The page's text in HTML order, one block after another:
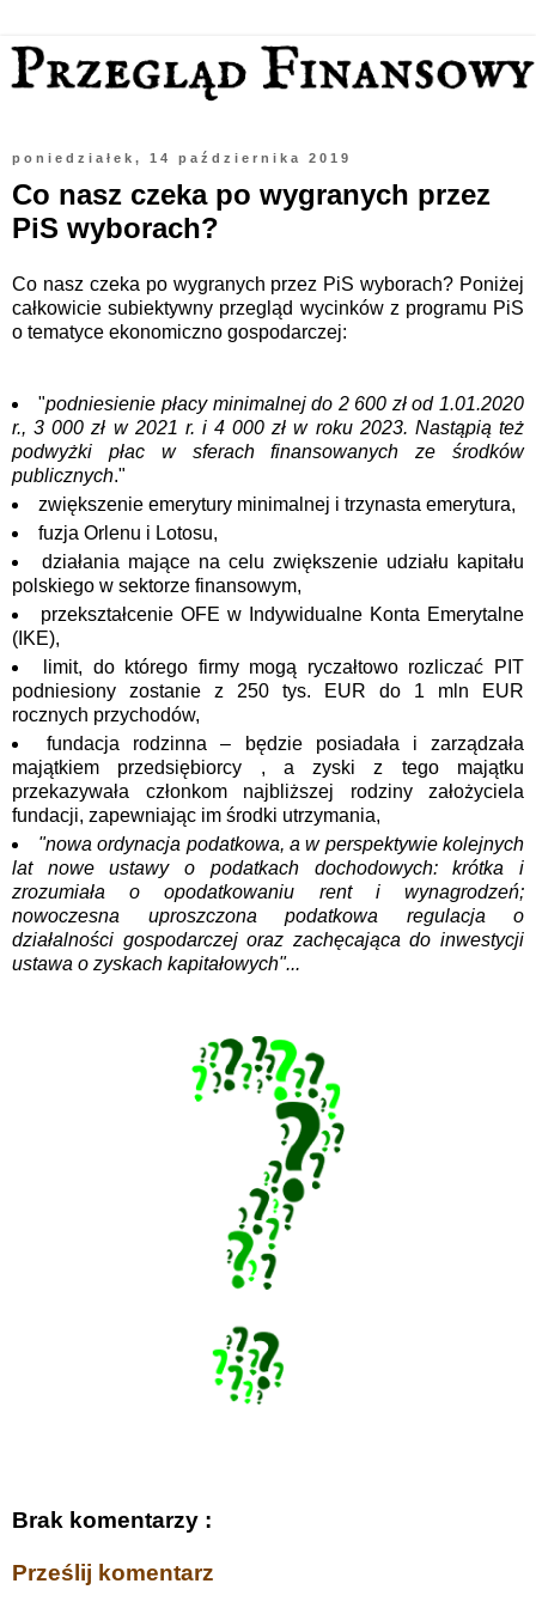
poniedziałek, 14 października 2019
Co nasz czeka po wygranych przez
PiS wyborach?
Co nasz czeka po wygranych przez PiS wyborach? Poniżej
całkowicie subiektywny przegląd wycinków z programu PiS
o tematyce ekonomiczno gospodarczej:
"podniesienie płacy minimalnej do 2 600 zł od 1.01.2020
r., 3 000 zł w 2021 r. i 4 000 zł w roku 2023. Nastąpią też
podwyżki płac w sferach finansowanych ze środków
publicznych."
zwiększenie emerytury minimalnej i trzynasta emerytura,
fuzja Orlenu i Lotosu,
działania mające na celu zwiększenie udziału kapitału
polskiego w sektorze finansowym,
przekształcenie OFE w Indywidualne Konta Emerytalne
(IKE),
limit, do którego firmy mogą ryczałtowo rozliczać PIT
podniesiony zostanie z 250 tys. EUR do 1 mln EUR
rocznych przychodów,
fundacja rodzinna – będzie posiadała i zarządzała
majątkiem przedsiębiorcy , a zyski z tego majątku
przekazywała członkom najbliższej rodziny założyciela
fundacji, zapewniając im środki utrzymania,
"nowa ordynacja podatkowa, a w perspektywie kolejnych
lat nowe ustawy o podatkach dochodowych: krótka i
zrozumiała o opodatkowaniu rent i wynagrodzeń;
nowoczesna uproszczona podatkowa regulacja o
działalności gospodarczej oraz zachęcająca do inwestycji
ustawa o zyskach kapitałowych"...
Brak komentarzy :
Prześlij komentarz